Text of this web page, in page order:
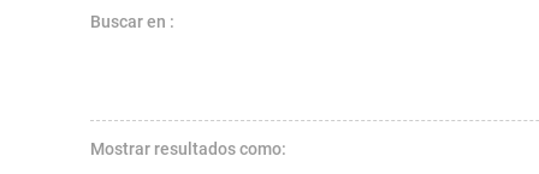
Buscar en :
Mostrar resultados como: